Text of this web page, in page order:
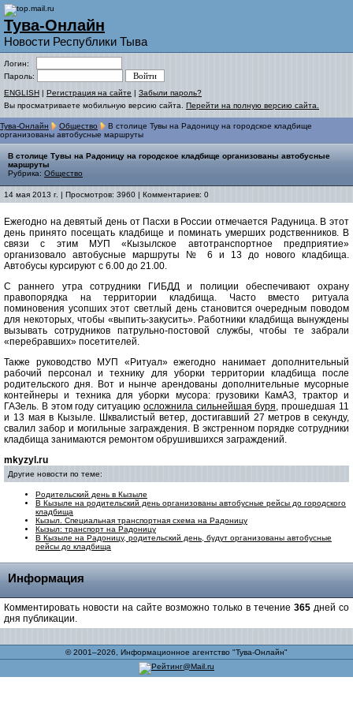
Тува-Онлайн
Новости Республики Тыва
Логин:
Пароль:
ENGLISH | Регистрация на сайте | Забыли пароль?
Вы просматриваете мобильную версию сайта. Перейти на полную версию сайта.
Тува-Онлайн Общество
В столице Тувы на Радоницу на городское кладбище
организованы автобусные маршруты
В столице Тувы на Радоницу на городское кладбище организованы автобусные
маршруты
Рубрика: Общество
14 мая 2013 г. | Просмотров: 3960 | Комментариев: 0
Ежегодно на девятый день от Пасхи в России отмечается Радуница. В этот
день принято посещать кладбище и поминать умерших родственников. В
связи с этим МУП «Кызылское автотранспортное предприятие»
организовало автобусные маршруты № 6 и 13 до нового кладбища.
Автобусы курсируют с 6.00 до 21.00.
С раннего утра сотрудники ГИБДД и полиции обеспечивают охрану
правопорядка на территории кладбища. Часто вместо ритуала
поминовения усопших этот светлый день становится очередным поводом
для некоторых, чтобы «выпить-закусить». Работники кладбища вынуждены
вызывать сотрудников патрульно-постовой службы, чтобы те забрали
«перебравших» посетителей.
Также руководство МУП «Ритуал» ежегодно нанимает дополнительный
рабочий персонал и технику для уборки территории кладбища после
родительского дня. Вот и нынче арендованы дополнительные мусорные
контейнеры и техника для уборки мусора: грузовики КамАЗ, трактор и
ГАЗель. В этом году ситуацию осложнила сильнейшая буря, прошедшая 11
и 13 мая в Кызыле. Шквалистый ветер, достигавший 27 метров в секунду,
свалил забор и могильные заграждения. В экстренном порядке сотрудники
кладбища занимаются ремонтом обрушившихся заграждений.
mkyzyl.ru
Другие новости по теме:
Родительский день в Кызыле
В Кызыле на родительский день организованы автобусные рейсы до городского
кладбища
Кызыл. Специальная транспортная схема на Радоницу
Кызыл: транспорт на Радоницу
В Кызыле на Радоницу, родительский день, будут организованы автобусные
рейсы до кладбища
Информация
Комментировать новости на сайте возможно только в течение 365 дней со
дня публикации.
© 2001–2026, Информационное агентство "Тува-Онлайн"